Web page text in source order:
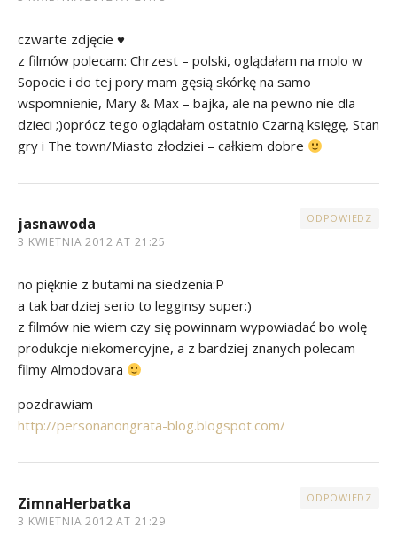
czwarte zdjęcie ♥
z filmów polecam: Chrzest – polski, oglądałam na molo w
Sopocie i do tej pory mam gęsią skórkę na samo
wspomnienie, Mary & Max – bajka, ale na pewno nie dla
dzieci ;)oprócz tego oglądałam ostatnio Czarną księgę, Stan
gry i The town/Miasto złodziei – całkiem dobre
jasnawoda
3 KWIETNIA 2012 AT 21:25
ODPOWIEDZ
no pięknie z butami na siedzenia:P
a tak bardziej serio to legginsy super:)
z filmów nie wiem czy się powinnam wypowiadać bo wolę
produkcje niekomercyjne, a z bardziej znanych polecam
filmy Almodovara
pozdrawiam
http://personanongrata-blog.blogspot.com/
ZimnaHerbatka
3 KWIETNIA 2012 AT 21:29
ODPOWIEDZ